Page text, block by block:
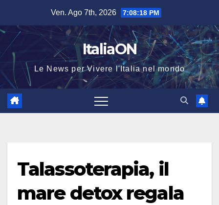
contenuto
Ven. Ago 7th, 2026 7:08:19 PM
ItaliaON
Le News per Vivere l'Italia nel mondo
Talassoterapia, il
mare detox regala